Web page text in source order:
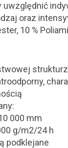
uwzględnić
oraz
10 %
000 mm
g/m2/24 h
podklejane